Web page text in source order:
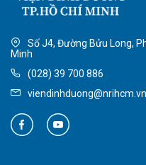
Số J4, Đường Bửu Long,
Minh
(028) 39 700 886
viendinhduong@nrihcm.vn